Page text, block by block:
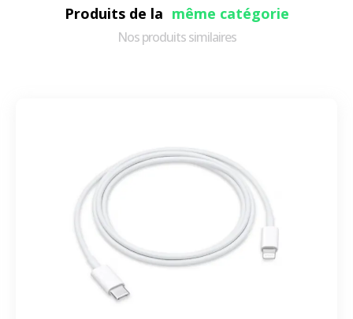
Produits de la même catégorie
Nos produits similaires